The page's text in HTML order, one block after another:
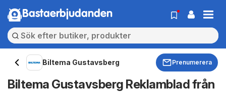
Bastaerbjudanden
Biltema Gustavsberg Prenumerera
Biltema Gustavsberg Reklamblad från